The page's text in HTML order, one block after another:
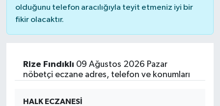
olduğunu telefon aracılığıyla teyit etmeniz iyi bir
fikir olacaktır.
Rize Fındıklı 09 Ağustos 2026 Pazar
nöbetçi eczane adres, telefon ve konumları
HALK ECZANESİ